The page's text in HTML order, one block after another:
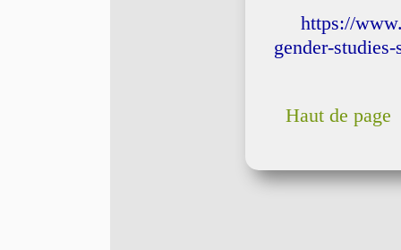
https://
gender-
Haut de page